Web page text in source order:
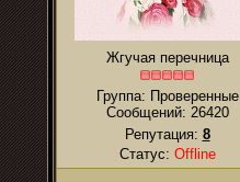
Жгучая перечница
Группа: Проверенные
Сообщений: 26420
Репутация: 8
Статус: Offline